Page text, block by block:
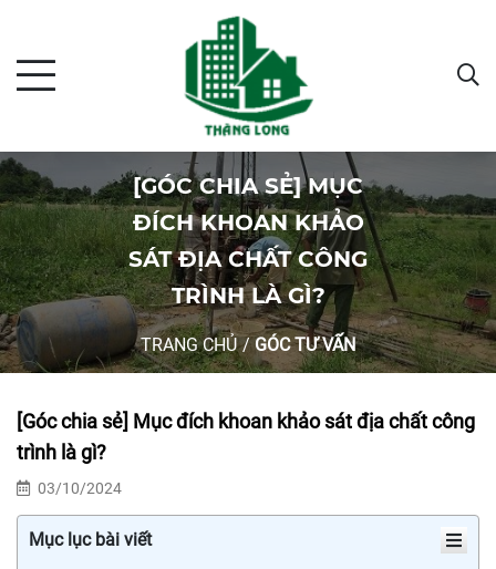
[GÓC CHIA SẺ] MỤC
ĐÍCH KHOAN KHẢO
SÁT ĐỊA CHẤT CÔNG
TRÌNH LÀ GÌ?
TRANG CHỦ /GÓC TƯ VẤN
[Góc chia sẻ] Mục đích khoan khảo sát địa chất công
trình là gì?
03/10/2024
Mục lục bài viết